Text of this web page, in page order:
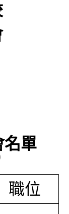
名單
職位